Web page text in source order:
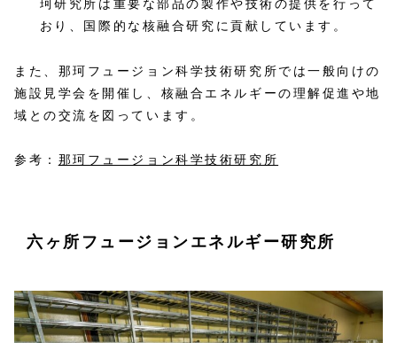
珂研究所は重要な部品の製作や技術の提供を行って
おり、国際的な核融合研究に貢献しています。
また、那珂フュージョン科学技術研究所では一般向けの
施設見学会を開催し、核融合エネルギーの理解促進や地
域との交流を図っています。
参考： 那珂フュージョン科学技術研究所
六ヶ所フュージョンエネルギー研究所